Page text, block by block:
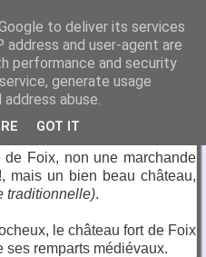
fauteuil.
Foix, non une marchande
mais un bien beau château,
traditionnelle).
le château fort de Foix
remparts médiévaux.
to deliver its services
address and user-agent are
performance and security
generate usage
abuse.
GOT IT